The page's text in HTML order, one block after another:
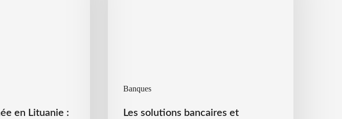
en Lituanie :
Banques
Les solutions bancaires et